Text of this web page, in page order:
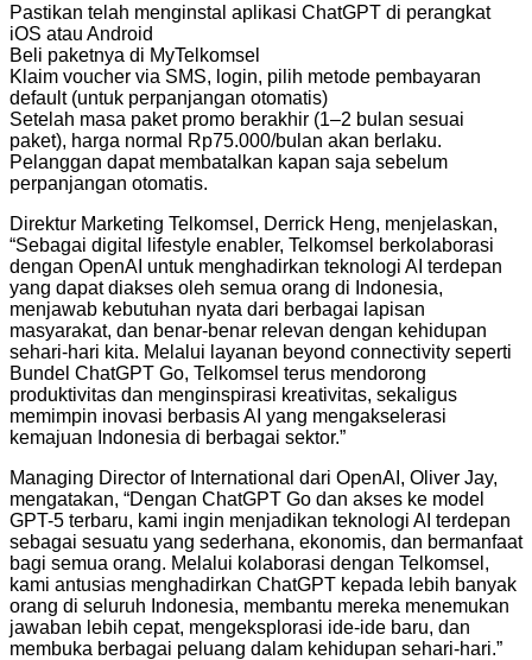
Pastikan telah menginstal aplikasi ChatGPT di perangkat
iOS atau Android
Beli paketnya di MyTelkomsel
Klaim voucher via SMS, login, pilih metode pembayaran
default (untuk perpanjangan otomatis)
Setelah masa paket promo berakhir (1–2 bulan sesuai
paket), harga normal Rp75.000/bulan akan berlaku.
Pelanggan dapat membatalkan kapan saja sebelum
perpanjangan otomatis.
Direktur Marketing Telkomsel, Derrick Heng, menjelaskan,
“Sebagai digital lifestyle enabler, Telkomsel berkolaborasi
dengan OpenAI untuk menghadirkan teknologi AI terdepan
yang dapat diakses oleh semua orang di Indonesia,
menjawab kebutuhan nyata dari berbagai lapisan
masyarakat, dan benar-benar relevan dengan kehidupan
sehari-hari kita. Melalui layanan beyond connectivity seperti
Bundel ChatGPT Go, Telkomsel terus mendorong
produktivitas dan menginspirasi kreativitas, sekaligus
memimpin inovasi berbasis AI yang mengakselerasi
kemajuan Indonesia di berbagai sektor.”
Managing Director of International dari OpenAI, Oliver Jay,
mengatakan, “Dengan ChatGPT Go dan akses ke model
GPT-5 terbaru, kami ingin menjadikan teknologi AI terdepan
sebagai sesuatu yang sederhana, ekonomis, dan bermanfaat
bagi semua orang. Melalui kolaborasi dengan Telkomsel,
kami antusias menghadirkan ChatGPT kepada lebih banyak
orang di seluruh Indonesia, membantu mereka menemukan
jawaban lebih cepat, mengeksplorasi ide-ide baru, dan
membuka berbagai peluang dalam kehidupan sehari-hari.”